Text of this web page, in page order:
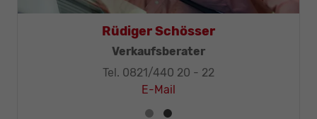
Thomas Mohr
Geschäftsleitung, KFZ-Techniker-Meister
Tel. 0821/440 20 - 32
E-Mail